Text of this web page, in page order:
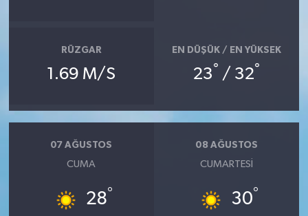
RÜZGAR
1.69 M/S
EN DÜŞÜK / EN YÜKSEK
23° / 32°
07 AĞUSTOS
CUMA
28°
08 AĞUSTOS
CUMARTESI
30°